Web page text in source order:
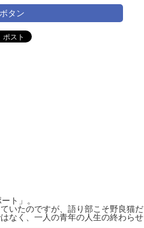
タン
ト」。
いたのですが、語り部こそ野良猫だ
なく、一人の青年の人生の終わらせ